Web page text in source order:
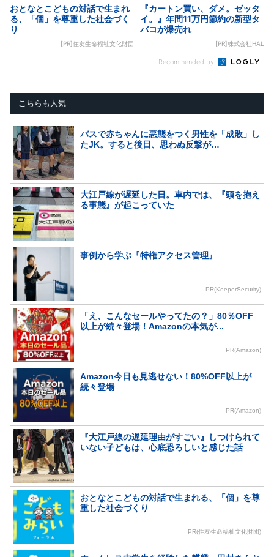
おとなとこどもの対話で生まれ
る、「個」を尊重した社会づく
り
[PR]住友生命福祉文化財団
『カートン買い、ダメ。ゼッタ
イ。』年間11万円節約の新型タ
バコが爆売れ
[PR]株式会社HAL
Recommended by
こちらも人気
バスで赤ちゃんに悪態をつく男性を「成敗」し
たJK。すると後日、思わぬ反撃が…
大江戸線が遅延した日。車内では、『頭を抱え
る事態』が起こっていた
事例から学ぶ『特権アクセス管理』
PR(KeeperSecurity)
「え、こんなセールやってたの？」80％OFF
以上が続々登場！Amazonの本気が...
PR(Amazon)
Amazon今日も見逃せない！80%OFF以上が
続々登場
PR(Amazon)
『大江戸線の遅延理由がすごい』しつけられて
いない子どもは、心底恐ろしいと感じた話
おとなとこどもの対話で生まれる、「個」を尊
重した社会づくり
PR(住友生命福祉文化財団)